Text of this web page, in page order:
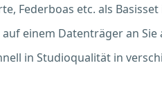
Federboas etc. als Basisset
einem Datenträger an Sie
in Studioqualität in